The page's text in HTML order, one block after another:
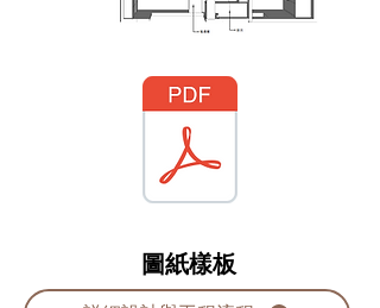
圖紙樣板